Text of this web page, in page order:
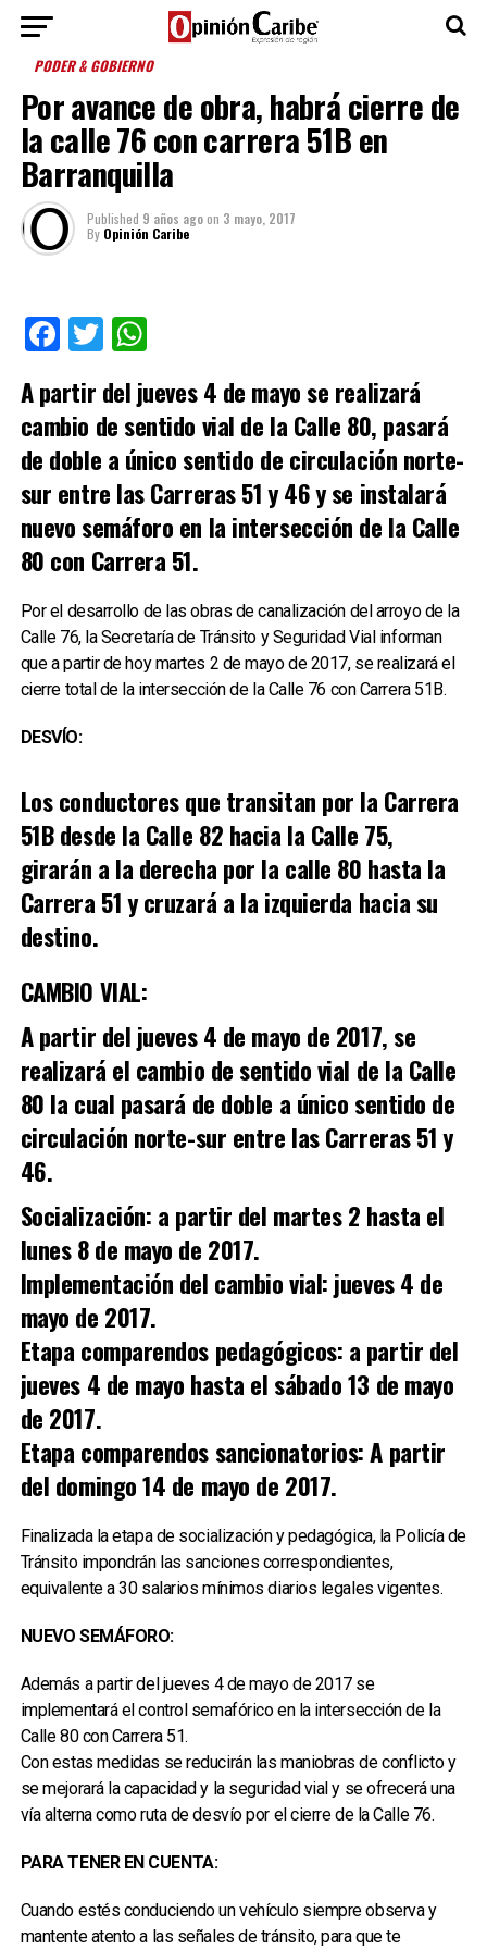
PODER & GOBIERNO
Por avance de obra, habrá cierre de
la calle 76 con carrera 51B en
Barranquilla
Published 9 años agoon 3 mayo, 2017
By Opinión Caribe
Facebook
TwitterWhatsApp
A partir del jueves 4 de mayo se realizará
cambio de sentido vial de la Calle 80, pasará
de doble a único sentido de circulación norte-
sur entre las Carreras 51 y 46 y se instalará
nuevo semáforo en la intersección de la Calle
80 con Carrera 51.
Por el desarrollo de las obras de canalización del arroyo de la
Calle 76, la Secretaría de Tránsito y Seguridad Vial informan
que a partir de hoy martes 2 de mayo de 2017, se realizará el
cierre total de la intersección de la Calle 76 con Carrera 51B.
DESVÍO:
Los conductores que transitan por la Carrera
51B desde la Calle 82 hacia la Calle 75,
girarán a la derecha por la calle 80 hasta la
Carrera 51 y cruzará a la izquierda hacia su
destino.
CAMBIO VIAL:
A partir del jueves 4 de mayo de 2017, se
realizará el cambio de sentido vial de la Calle
80 la cual pasará de doble a único sentido de
circulación norte-sur entre las Carreras 51 y
46.
Socialización: a partir del martes 2 hasta el
lunes 8 de mayo de 2017.
Implementación del cambio vial: jueves 4 de
mayo de 2017.
Etapa comparendos pedagógicos: a partir del
jueves 4 de mayo hasta el sábado 13 de mayo
de 2017.
Etapa comparendos sancionatorios: A partir
del domingo 14 de mayo de 2017.
Finalizada la etapa de socialización y pedagógica, la Policía de
Tránsito impondrán las sanciones correspondientes,
equivalente a 30 salarios mínimos diarios legales vigentes.
NUEVO SEMÁFORO:
Además a partir del jueves 4 de mayo de 2017 se
implementará el control semafórico en la intersección de la
Calle 80 con Carrera 51.
Con estas medidas se reducirán las maniobras de conflicto y
se mejorará la capacidad y la seguridad vial y se ofrecerá una
vía alterna como ruta de desvío por el cierre de la Calle 76.
PARA TENER EN CUENTA:
Cuando estés conduciendo un vehículo siempre observa y
mantente atento a las señales de tránsito, para que te